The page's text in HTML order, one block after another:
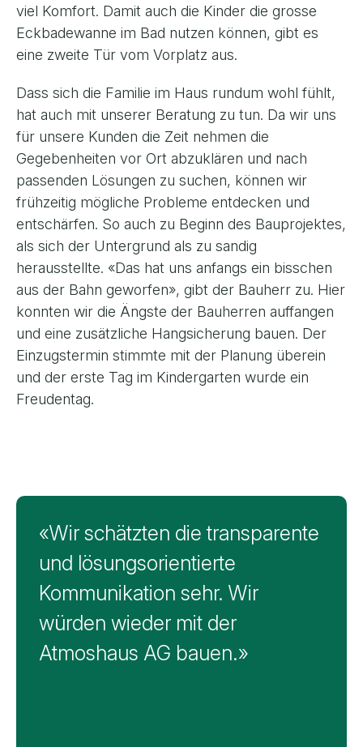
viel Komfort. Damit auch die Kinder die grosse
Eckbadewanne im Bad nutzen können, gibt es
eine zweite Tür vom Vorplatz aus.
Dass sich die Familie im Haus rundum wohl fühlt,
hat auch mit unserer Beratung zu tun. Da wir uns
für unsere Kunden die Zeit nehmen die
Gegebenheiten vor Ort abzuklären und nach
passenden Lösungen zu suchen, können wir
frühzeitig mögliche Probleme entdecken und
entschärfen. So auch zu Beginn des Bauprojektes,
als sich der Untergrund als zu sandig
herausstellte. «Das hat uns anfangs ein bisschen
aus der Bahn geworfen», gibt der Bauherr zu. Hier
konnten wir die Ängste der Bauherren auffangen
und eine zusätzliche Hangsicherung bauen. Der
Einzugstermin stimmte mit der Planung überein
und der erste Tag im Kindergarten wurde ein
Freudentag.
Feedback von F. & S., Bottenwil
«Wir schätzten die transparente
und lösungsorientierte
Kommunikation sehr. Wir
würden wieder mit der
Atmoshaus AG bauen.»